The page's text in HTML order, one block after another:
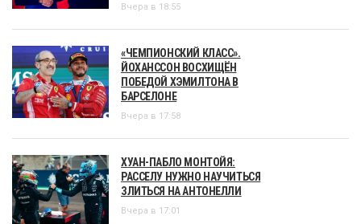
Вчера в 18:55
«ЧЕМПИОНСКИЙ КЛАСС».
ЙОХАНССОН ВОСХИЩЁН
ПОБЕДОЙ ХЭМИЛТОНА В
БАРСЕЛОНЕ
Вчера в 17:58
ХУАН-ПАБЛО МОНТОЙЯ:
РАССЕЛУ НУЖНО НАУЧИТЬСЯ
ЗЛИТЬСЯ НА АНТОНЕЛЛИ
Вчера в 17:01